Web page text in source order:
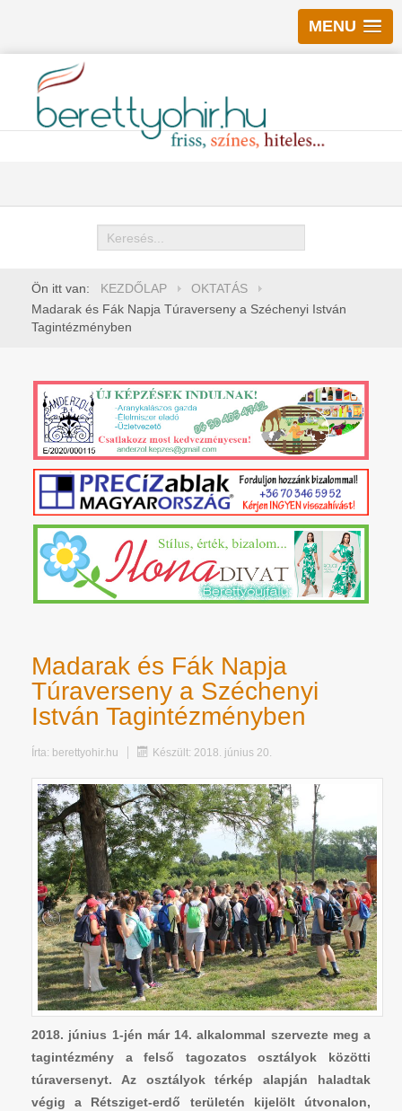
MENU
Keresés
Ön itt van: KEZDŐLAP
OKTATÁS
Madarak és Fák Napja Túraverseny a Széchenyi István
Tagintézményben
Madarak és Fák Napja
Túraverseny a Széchenyi
István Tagintézményben
Írta: berettyohir.hu Készült: 2018. június 20.
2018. június 1-jén már 14. alkalommal szervezte meg a
tagintézmény a felső tagozatos osztályok közötti
túraversenyt. Az osztályok térkép alapján haladtak
végig a Rétsziget-erdő területén kijelölt útvonalon,